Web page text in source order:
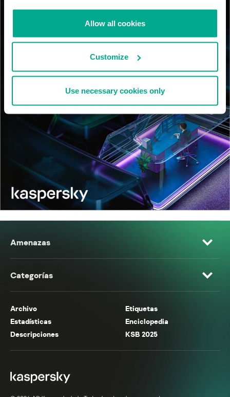
Allow all cookies
Customize
Use necessary cookies only
Amenazas
Categorías
Archivo
Etiquetas
Estadísticas
Enciclopedia
Descripciones
KSB 2025